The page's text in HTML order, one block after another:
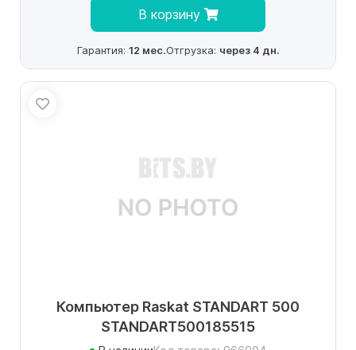
В корзину
Гарантия: 12 мес.Отгрузка: через 4 дн.
Компьютер Raskat STANDART 500
STANDART500185515